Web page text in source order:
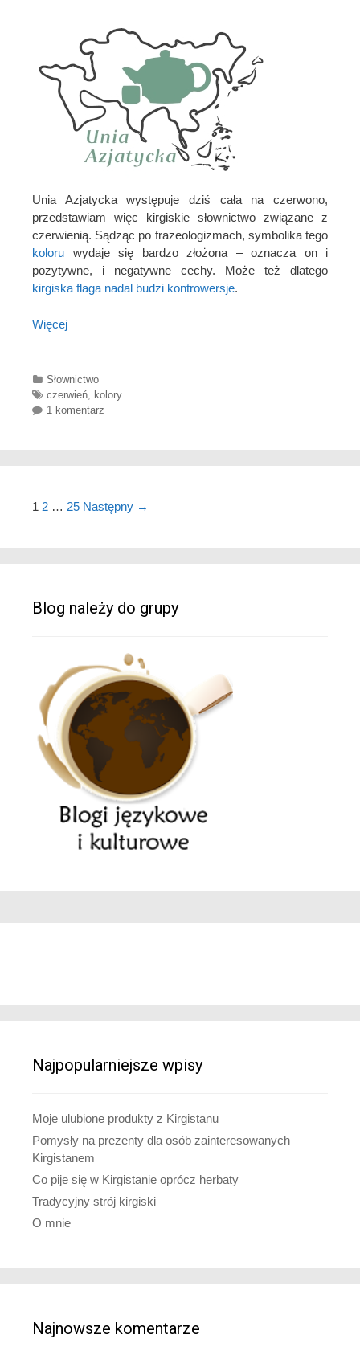
Unia Azjatycka występuje dziś cała na czerwono,
przedstawiam więc kirgiskie słownictwo związane z
czerwienią. Sądząc po frazeologizmach, symbolika tego
koloru wydaje się bardzo złożona – oznacza on i
pozytywne, i negatywne cechy. Może też dlatego
kirgiska flaga nadal budzi kontrowersje.
Więcej
Categories
Słownictwo
Tags
czerwień kolory
1 komentarz
Nawigacja wpisów
1 2 … 25 Następny →
Blog należy do grupy
Najpopularniejsze wpisy
Moje ulubione produkty z Kirgistanu
Pomysły na prezenty dla osób zainteresowanych
Kirgistanem
Co pije się w Kirgistanie oprócz herbaty
Tradycyjny strój kirgiski
O mnie
Najnowsze komentarze